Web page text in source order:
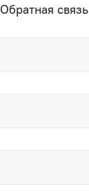
Обратная связь